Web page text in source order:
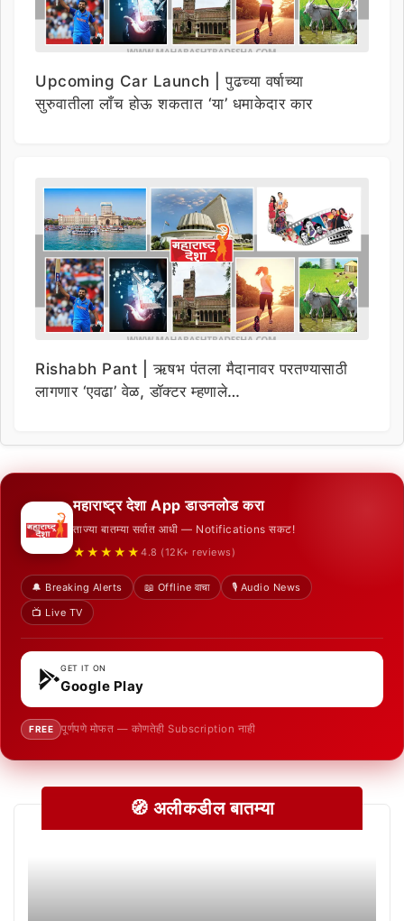
Upcoming Car Launch | पुढच्या वर्षाच्या
सुरुवातीला लाँच होऊ शकतात ‘या’ धमाकेदार कार
Rishabh Pant | ऋषभ पंतला मैदानावर परतण्यासाठी
लागणार ‘एवढा’ वेळ, डॉक्टर म्हणाले…
महाराष्ट्र देशा App डाउनलोड करा
ताज्या बातम्या सर्वात आधी — Notifications सकट!
★★★★★ 4.8 (12K+ reviews)
🔔 Breaking Alerts 📖 Offline वाचा
🎙️ Audio News
📺 Live TV
GET IT ON
Google Play
FREE पूर्णपणे मोफत — कोणतेही Subscription नाही
🧭 अलीकडील बातम्या